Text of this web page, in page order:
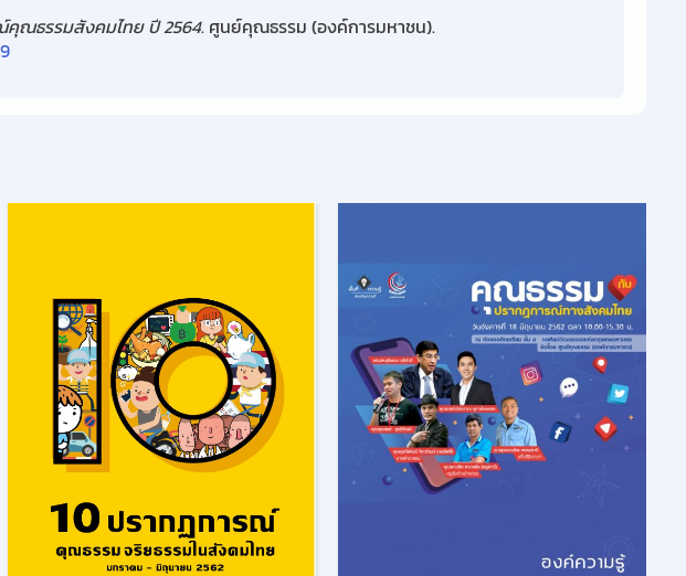
คุณธรรมสังคมไทย ปี 2564. ศูนย์คุณธรรม (องค์การมหาชน).